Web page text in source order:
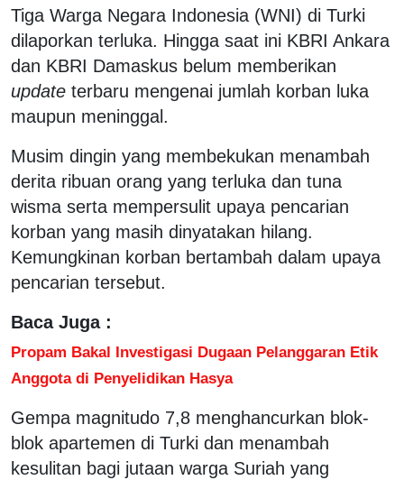
Tiga Warga Negara Indonesia (WNI) di Turki
dilaporkan terluka. Hingga saat ini KBRI Ankara
dan KBRI Damaskus belum memberikan
update terbaru mengenai jumlah korban luka
maupun meninggal.
Musim dingin yang membekukan menambah
derita ribuan orang yang terluka dan tuna
wisma serta mempersulit upaya pencarian
korban yang masih dinyatakan hilang.
Kemungkinan korban bertambah dalam upaya
pencarian tersebut.
Baca Juga :
Propam Bakal Investigasi Dugaan Pelanggaran Etik
Anggota di Penyelidikan Hasya
Gempa magnitudo 7,8 menghancurkan blok-
blok apartemen di Turki dan menambah
kesulitan bagi jutaan warga Suriah yang